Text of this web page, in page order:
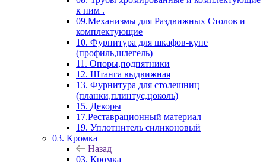
к ним .
09.Механизмы для Раздвижных Столов и
комплектующие
10. Фурнитура для шкафов-купе
(профиль,шлегель)
11. Опоры,подпятники
12. Штанга выдвижная
13. Фурнитура для столешниц
(планки,плинтус,цоколь)
15. Декоры
17.Реставрационный материал
19. Уплотнитель силиконовый
03. Кромка
Назад
03. Кромка